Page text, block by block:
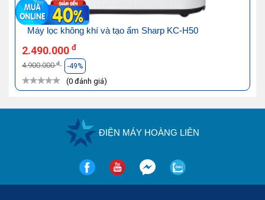
Máy lọc không khí và tạo ẩm Sharp KC-H50
2.490.000 đ
4.900.000đ -49%
(0 đánh giá)
ĐIỆN MÁY HOÀNG LIÊN